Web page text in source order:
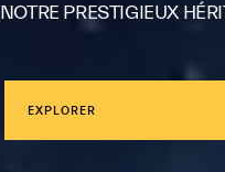
NOTRE PRESTIGIEUX
EXPLORER